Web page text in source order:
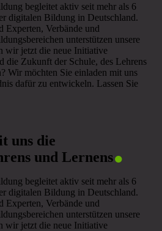
begleitet aktiv seit mehr als 6
digitalen Bildung in Deutschland.
Experten, Verbände und
unterstützen unsere
wir jetzt die neue Initiative
Zukunft der Schule, des Lehrens
Wir möchten Sie einladen mit uns
dafür zu entwickeln. Lassen Sie
uns die
und Lernens.
begleitet aktiv seit mehr als 6
digitalen Bildung in Deutschland.
Experten, Verbände und
unterstützen unsere
wir jetzt die neue Initiative